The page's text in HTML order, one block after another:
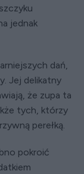
jednak
dań,
Jej delikatny
że zupa ta
tych, którzy
perełką.
pokroić